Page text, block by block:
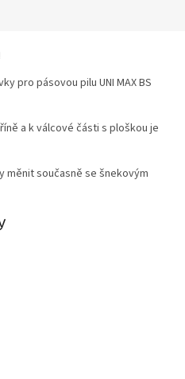
pro pásovou pilu UNI MAX BS
a k válcové části s ploškou je
měnit současně se šnekovým